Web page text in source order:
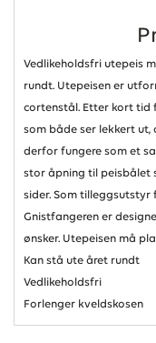
Vedlikeholdsfri utepeis
rundt. Utepeisen er
cortenstål. Etter kort tid
som både ser lekkert ut,
derfor fungere som et
stor åpning til peisbålet
sider. Som
Gnistfangeren er
ønsker. Utepeisen må
Kan stå ute året rundt
Vedlikeholdsfri
Forlenger kveldskosen